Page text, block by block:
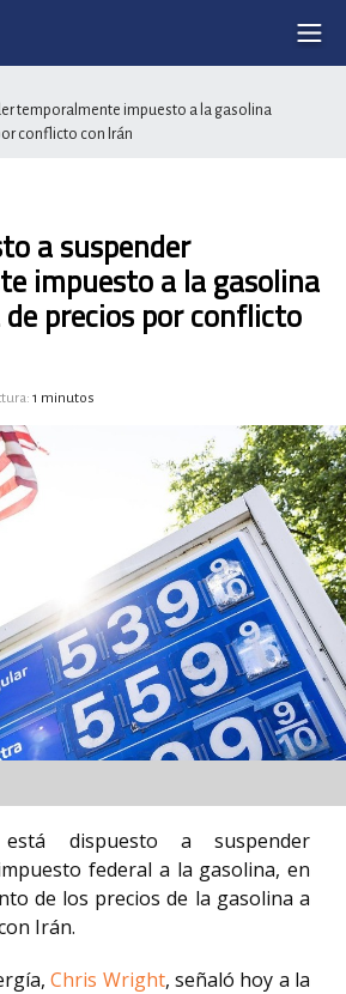
temporalmente impuesto a la gasolina
conflicto con Irán
a suspender
impuesto a la gasolina
precios por conflicto
1 minutos
dispuesto a suspender
federal a la gasolina, en
de los precios de la gasolina a
Irán.
Chris Wright, señaló hoy a la